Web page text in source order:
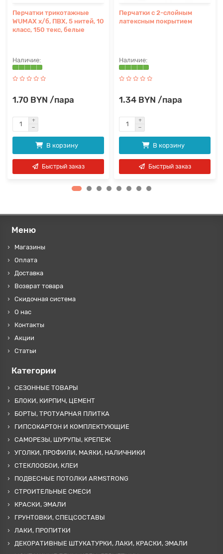
Перчатки трикотажные
WUMAX х/б, ПВХ, 5 нитей, 10
класс, 150 текс, белые
1.70 BYN /пара
В корзину
Быстрый заказ
Перчатки с 2-слойным
латексным покрытием
1.34 BYN /пара
В корзину
Быстрый заказ
Меню
Магазины
Оплата
Доставка
Возврат товара
Скидочная система
О нас
Контакты
Акции
Статьи
Категории
СЕЗОННЫЕ ТОВАРЫ
БЛОКИ, КИРПИЧ, ЦЕМЕНТ
БОРТЫ, ТРОТУАРНАЯ ПЛИТКА
ГИПСОКАРТОН И КОМПЛЕКТУЮЩИЕ
САМОРЕЗЫ, ШУРУПЫ, КРЕПЕЖ
УГОЛКИ, ПРОФИЛИ, МАЯКИ, НАЛИЧНИКИ
СТЕКЛООБОИ, КЛЕИ
ПОДВЕСНЫЕ ПОТОЛКИ ARMSTRONG
СТРОИТЕЛЬНЫЕ СМЕСИ
КРАСКИ, ЭМАЛИ
ГРУНТОВКИ, СПЕЦСОСТАВЫ
ЛАКИ, ПРОПИТКИ
ДЕКОРАТИВНЫЕ ШТУКАТУРКИ, ЛАКИ, КРАСКИ, ЭМАЛИ